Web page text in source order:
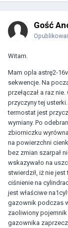
Gość
Witam.
Mam opla astrę2-
sekwencje. Na
przełączał a raz
przyczyny tej
termostat jest
wymiany. Po
zbiorniczku
na powierzchni
bez zmian szarpał
wskazywało na
stwierdził, iż nie
ciśnienie na
jest właściwe
gazownik podczas
zaoliwiony
gazownika